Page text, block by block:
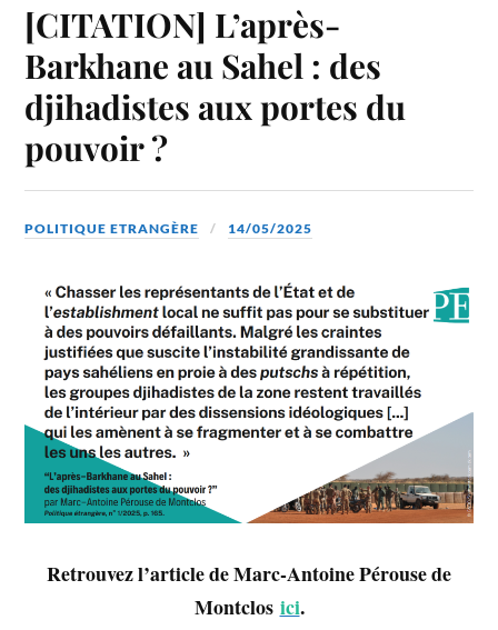
[CITATION] L’après-
Barkhane au Sahel : des
djihadistes aux portes du
pouvoir ?
POLITIQUE ETRANGÈRE 14/05/2025
Retrouvez l’article de Marc-Antoine Pérouse de
Montclos ici.